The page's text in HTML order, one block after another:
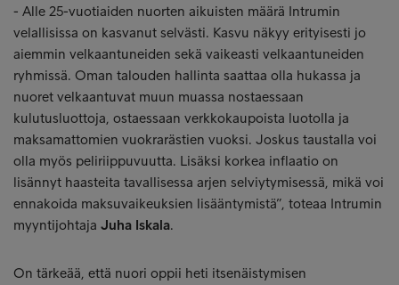
- Alle 25-vuotiaiden nuorten aikuisten määrä Intrumin
velallisissa on kasvanut selvästi. Kasvu näkyy erityisesti jo
aiemmin velkaantuneiden sekä vaikeasti velkaantuneiden
ryhmissä. Oman talouden hallinta saattaa olla hukassa ja
nuoret velkaantuvat muun muassa nostaessaan
kulutusluottoja, ostaessaan verkkokaupoista luotolla ja
maksamattomien vuokrarästien vuoksi. Joskus taustalla voi
olla myös peliriippuvuutta. Lisäksi korkea inflaatio on
lisännyt haasteita tavallisessa arjen selviytymisessä, mikä voi
ennakoida maksuvaikeuksien lisääntymistä”, toteaa Intrumin
myyntijohtaja Juha Iskala.
On tärkeää, että nuori oppii heti itsenäistymisen